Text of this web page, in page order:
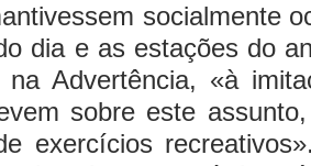
socialmente
dia e as estações do
na Advertência, «à
sobre este
exercícios